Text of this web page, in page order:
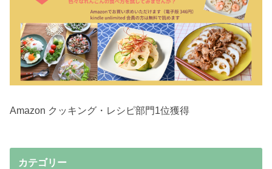
Amazon クッキング・レシピ部門1位獲得
カテゴリー